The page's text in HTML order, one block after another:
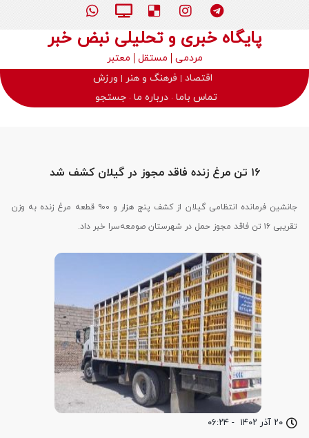
پایگاه خبری و تحلیلی نبض خبر
مردمی مستقل
معتبر
اقتصاد
فرهنگ و هنر
ورزش
تماس باما درباره ما جستجو
۲۰ آذر ۱۴۰۲ - ۰۶:۲۴
۱۶ تن مرغ زنده فاقد مجوز در گیلان کشف شد
جانشین فرمانده انتظامی گیلان از کشف پنج هزار و ۹۰۰ قطعه مرغ زنده به وزن
تقریبی ۱۶ تن فاقد مجوز حمل در شهرستان صومعه‌سرا خبر داد.